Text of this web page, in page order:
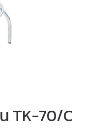
TK-70/C